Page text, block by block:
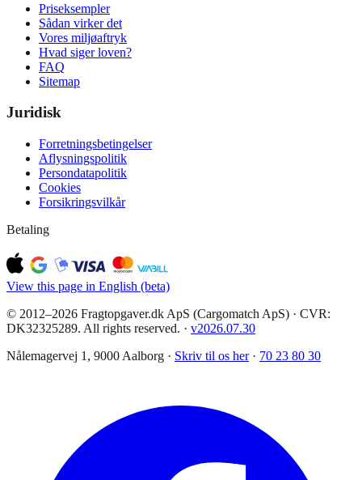
Priseksempler
Sådan virker det
Vores miljøaftryk
Hvad siger loven?
FAQ
Sitemap
Juridisk
Forretningsbetingelser
Aflysningspolitik
Persondatapolitik
Cookies
Forsikringsvilkår
Betaling
View this page in English (beta)
© 2012–2026 Fragtopgaver.dk ApS (Cargomatch ApS) · CVR:
DK32325289. All rights reserved. · v2026.07.30
Nålemagervej 1, 9000 Aalborg · Skriv til os her · 70 23 80 30